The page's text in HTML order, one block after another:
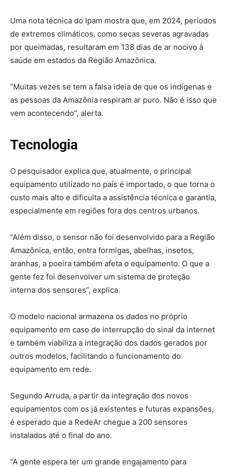
Uma nota técnica do Ipam mostra que, em 2024, períodos
de extremos climáticos, como secas severas agravadas
por queimadas, resultaram em 138 dias de ar nocivo à
saúde em estados da Região Amazônica.
“Muitas vezes se tem a falsa ideia de que os indígenas e
as pessoas da Amazônia respiram ar puro. Não é isso que
vem acontecendo”, alerta.
Tecnologia
O pesquisador explica que, atualmente, o principal
equipamento utilizado no país é importado, o que torna o
custo mais alto e dificulta a assistência técnica e garantia,
especialmente em regiões fora dos centros urbanos.
“Além disso, o sensor não foi desenvolvido para a Região
Amazônica, então, entra formigas, abelhas, insetos,
aranhas, a poeira também afeta o equipamento. O que a
gente fez foi desenvolver um sistema de proteção
interna dos sensores”, explica.
O modelo nacional armazena os dados no próprio
equipamento em caso de interrupção do sinal da internet
e também viabiliza a integração dos dados gerados por
outros modelos, facilitando o funcionamento do
equipamento em rede.
Segundo Arruda, a partir da integração dos novos
equipamentos com os já existentes e futuras expansões,
é esperado que a RedeAr chegue a 200 sensores
instalados até o final do ano.
“A gente espera ter um grande engajamento para